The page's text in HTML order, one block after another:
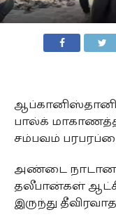
பால்க்
சம்பவம்
அண்டை நாடான
தலீபான்கள்
இருந்து